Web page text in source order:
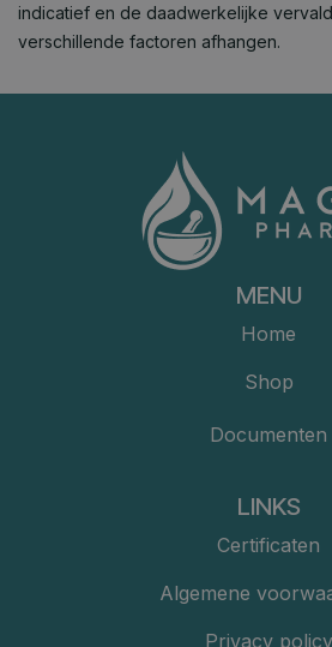
indicatief en de daadwerkelijke
verschillende factoren afhangen.
MENU
Home
Shop
Documenten
LINKS
Certificaten
Algemene
Privacy policy